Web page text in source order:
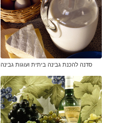
סדנה להכנת גבינה ביתית ועוגות גבינה